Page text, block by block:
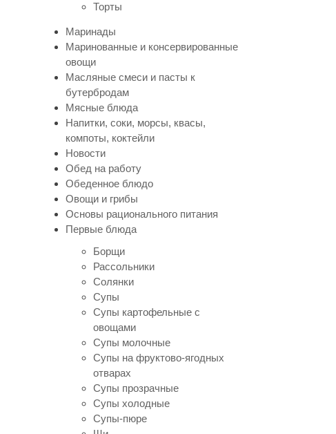
Торты
Маринады
Маринованные и консервированные
овощи
Масляные смеси и пасты к
бутербродам
Мясные блюда
Напитки, соки, морсы, квасы,
компоты, коктейли
Новости
Обед на работу
Обеденное блюдо
Овощи и грибы
Основы рационального питания
Первые блюда
Борщи
Рассольники
Солянки
Супы
Супы картофельные с
овощами
Супы молочные
Супы на фруктово-ягодных
отварах
Супы прозрачные
Супы холодные
Супы-пюре